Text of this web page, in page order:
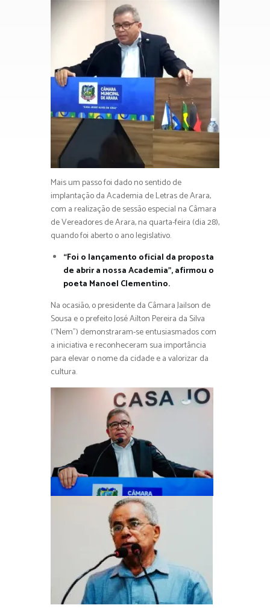
Mais um passo foi dado no sentido de
implantação da Academia de Letras de Arara,
com a realização de sessão especial na Câmara
de Vereadores de Arara, na quarta-feira (dia 28),
quando foi aberto o ano legislativo.
“Foi o lançamento oficial da proposta
de abrir a nossa Academia”, afirmou o
poeta Manoel Clementino.
Na ocasião, o presidente da Câmara Jailson de
Sousa e o prefeito José Ailton Pereira da Silva
(“Nem”) demonstraram-se entusiasmados com
a iniciativa e reconheceram sua importância
para elevar o nome da cidade e a valorizar da
cultura.